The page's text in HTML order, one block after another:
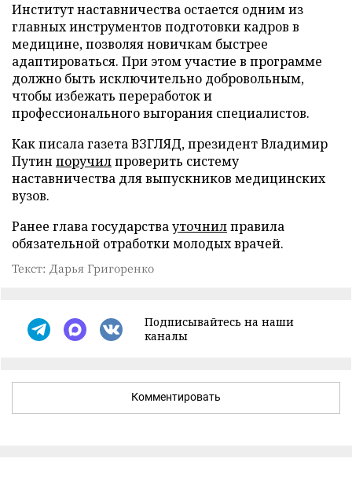
Институт наставничества остается одним из
главных инструментов подготовки кадров в
медицине, позволяя новичкам быстрее
адаптироваться. При этом участие в программе
должно быть исключительно добровольным,
чтобы избежать переработок и
профессионального выгорания специалистов.
Как писала газета ВЗГЛЯД, президент Владимир
Путин поручилпроверить систему
наставничества для выпускников медицинских
вузов.
Ранее глава государствауточнилправила
обязательной отработки молодых врачей.
Текст: Дарья Григоренко
Подписывайтесь на наши
каналы
Комментировать